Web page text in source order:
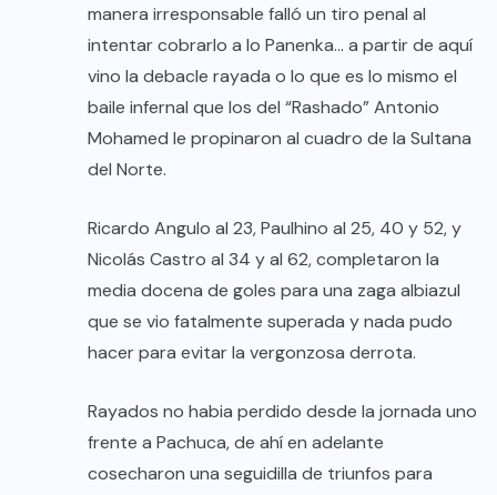
manera irresponsable falló un tiro penal al
intentar cobrarlo a lo Panenka… a partir de aquí
vino la debacle rayada o lo que es lo mismo el
baile infernal que los del “Rashado” Antonio
Mohamed le propinaron al cuadro de la Sultana
del Norte.
Ricardo Angulo al 23, Paulhino al 25, 40 y 52, y
Nicolás Castro al 34 y al 62, completaron la
media docena de goles para una zaga albiazul
que se vio fatalmente superada y nada pudo
hacer para evitar la vergonzosa derrota.
Rayados no habia perdido desde la jornada uno
frente a Pachuca, de ahí en adelante
cosecharon una seguidilla de triunfos para